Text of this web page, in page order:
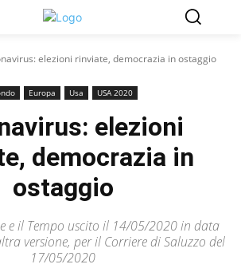
elezioni rinviate, democrazia in ostaggio
Europa Usa USA 2020
elezioni
democrazia in
ostaggio
e il Tempo uscito il 14/05/2020 in data
versione, per il Corriere di Saluzzo del
17/05/2020